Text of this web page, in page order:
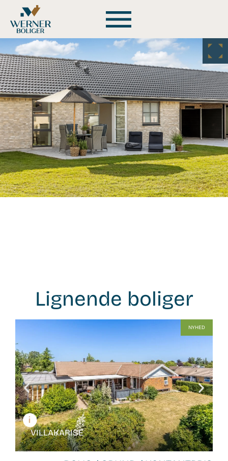
Lignende boliger
NYHED
26139
VILLA /KARISE